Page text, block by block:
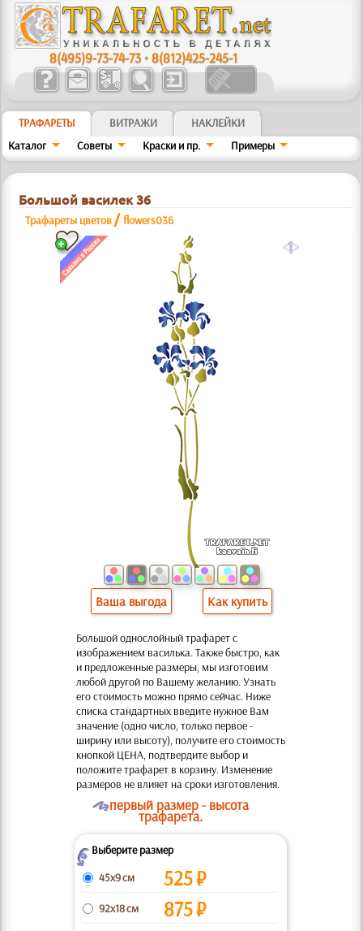
8(495)9-73-74-73 •8(812)425-245-1
ТРАФАРЕТЫ ВИТРАЖИ
НАКЛЕЙКИ
Каталог
Советы Краски и пр. Примеры
Большой василек 36
Трафареты цветов /flowers036
a
Ваша выгода Как купить
Большой однослойный трафарет с
изображением василька. Также быстро, как
и предложенные размеры, мы изготовим
любой другой по Вашему желанию. Узнать
его стоимость можно прямо сейчас. Ниже
списка стандартных введите нужное Вам
значение (одно число, только первое -
ширину или высоту), получите его стоимость
кнопкой ЦЕНА, подтвердите выбор и
положите трафарет в корзину. Изменение
размеров не влияет на сроки изготовления.
Oпервый размер - высота
трафарета.
ZВыберите размер
45x9 см
525₽
92x18 см 875₽